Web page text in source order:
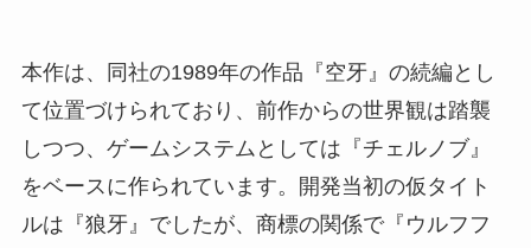
本作は、同社の1989年の作品『空牙』の続編とし
て位置づけられており、前作からの世界観は踏襲
しつつ、ゲームシステムとしては『チェルノブ』
をベースに作られています。開発当初の仮タイト
ルは『狼牙』でしたが、商標の関係で『ウルフフ